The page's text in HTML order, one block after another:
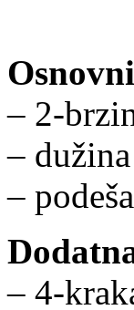
– 2-
–
–
– 4-